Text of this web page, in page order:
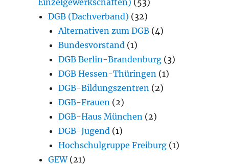
Einzelgewerkschaften) (53)
DGB (Dachverband) (32)
Alternativen zum DGB (4)
Bundesvorstand (1)
DGB Berlin-Brandenburg (3)
DGB Hessen-Thüringen (1)
DGB-Bildungszentren (2)
DGB-Frauen (2)
DGB-Haus München (2)
DGB-Jugend (1)
Hochschulgruppe Freiburg (1)
GEW(21)